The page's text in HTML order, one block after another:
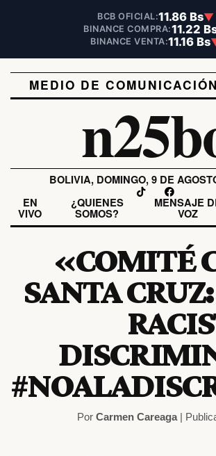
BCB OFICIAL:11.86 Bs▼
BINANCE COMPRA:11.22
BINANCE VENTA:11.16 Bs
MEDIO DE
BOLIVIA, DOMINGO, 9 DE
EN
VIVO
¿QUIENES
SOMOS?
MENSAJE
VOZ
«COMITÉ
SANTA
Por Carmen Careaga|